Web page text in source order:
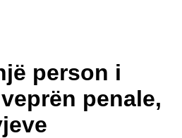
person i
penale,